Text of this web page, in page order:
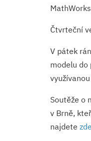
Čtvrteční
V pátek
modelu do
Soutěže o
v Brně,
najdete